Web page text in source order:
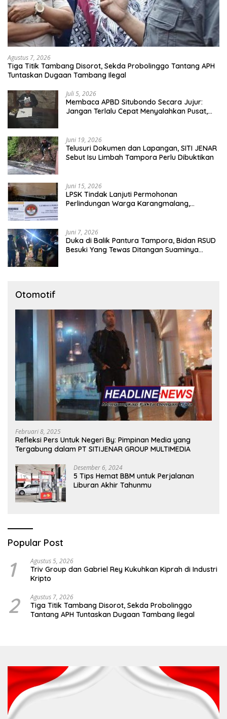
Agustus 7, 2026
Tiga Titik Tambang Disorot, Sekda Probolinggo Tantang APH
Tuntaskan Dugaan Tambang Ilegal
Juli 5, 2026
Membaca APBD Situbondo Secara Jujur:
Jangan Terlalu Cepat Menyalahkan Pusat,
Juni 19, 2026
Telusuri Dokumen dan Lapangan, SITI JENAR
Sebut Isu Limbah Tampora Perlu Dibuktikan
Juni 15, 2026
LPSK Tindak Lanjuti Permohonan
Perlindungan Warga Karangmalang,
Juni 7, 2026
Duka di Balik Pantura Tampora, Bidan RSUD
Besuki Yang Tewas Ditangan Suaminya
Otomotif
Februari 8, 2025
Refleksi Pers Untuk Negeri By: Pimpinan Media yang
Tergabung dalam PT SITIJENAR GROUP MULTIMEDIA
Desember 6, 2024
5 Tips Hemat BBM untuk Perjalanan
Liburan Akhir Tahunmu
Popular Post
1 Agustus 5, 2026
Triv Group dan Gabriel Rey Kukuhkan Kiprah di Industri
Kripto
2 Agustus 7, 2026
Tiga Titik Tambang Disorot, Sekda Probolinggo
Tantang APH Tuntaskan Dugaan Tambang Ilegal